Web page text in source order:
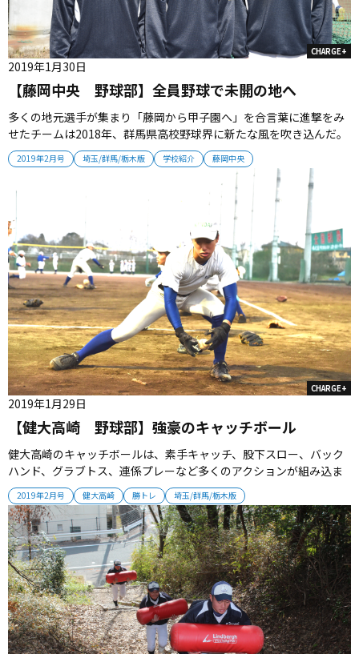
CHARGE+
2019年2月号 埼玉/群馬/栃木版 学校紹介 藤岡中央
【藤岡中央 野球部】全員野球で未開の地へ
2019年1月30日
多くの地元選手が集まり「藤岡から甲子園へ」を合言葉に進撃をみ
せたチームは2018年、群馬県高校野球界に新たな風を吹き込んだ。
このチームには、先輩たちが作ってきたものを引き継いでいく責務
がある。馬淵主将は「核になる選手はいないが、一人ひとりが役割
を果たすことでチームが変わっていける。全員野球で先輩たちを超
CHARGE+
2019年2月号 健大高崎 勝トレ 埼玉/群馬/栃木版
【健大高崎 野球部】強豪のキャッチボール
2019年1月29日
健大高崎のキャッチボールは、素手キャッチ、股下スロー、バック
ハンド、グラブトス、連係プレーなど多くのアクションが組み込ま
れている。すべてが実戦向きのプレーで、選手たちは一つひとつに
集中していく。健大高崎に無駄なメニューなし。強豪は、こうして
作られていく。 2019年2月号掲載...